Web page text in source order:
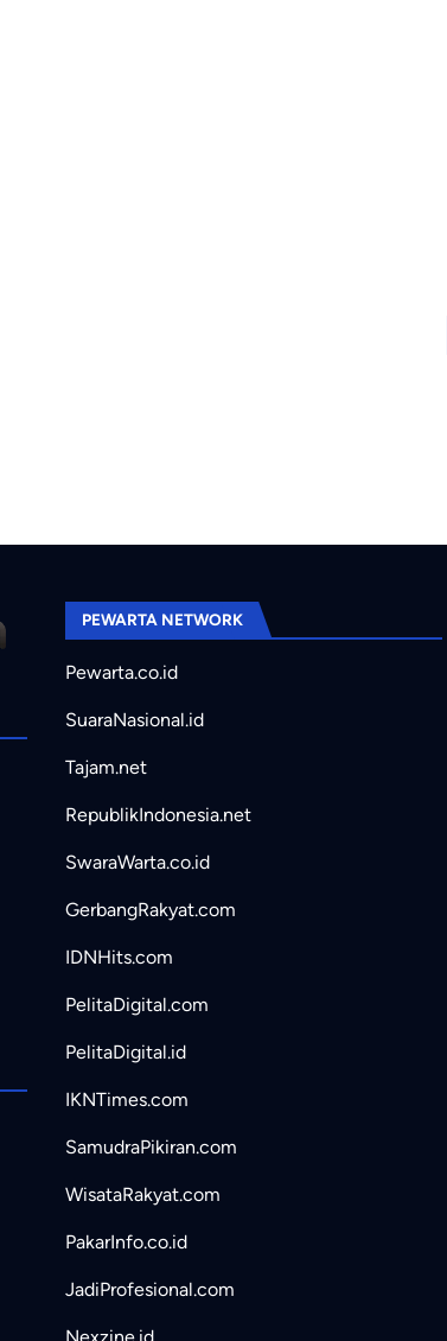
PEWARTA NETWORK
Pewarta.co.id
SuaraNasional.id
Tajam.net
RepublikIndonesia.net
SwaraWarta.co.id
GerbangRakyat.com
IDNHits.com
PelitaDigital.com
PelitaDigital.id
IKNTimes.com
SamudraPikiran.com
WisataRakyat.com
PakarInfo.co.id
JadiProfesional.com